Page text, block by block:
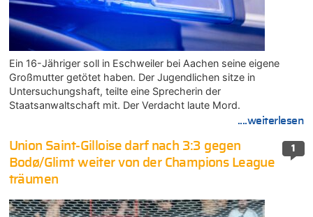
Ein 16-Jähriger soll in Eschweiler bei Aachen seine eigene
Großmutter getötet haben. Der Jugendlichen sitze in
Untersuchungshaft, teilte eine Sprecherin der
Staatsanwaltschaft mit. Der Verdacht laute Mord.
....weiterlesen
1
Union Saint-Gilloise darf nach 3:3 gegen
Bodø/Glimt weiter von der Champions League
träumen